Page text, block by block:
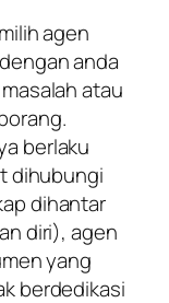
agen
anda
atau
berlaku
dihubungi
dihantar
diri), agen
yang
berdedikasi